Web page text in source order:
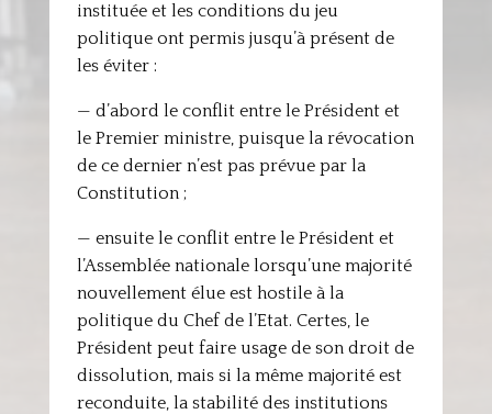
instituée et les conditions du jeu
politique ont permis jusqu’à présent de
les éviter :
— d’abord le conflit entre le Président et
le Premier ministre, puisque la révocation
de ce dernier n’est pas prévue par la
Constitution ;
— ensuite le conflit entre le Président et
l’Assemblée nationale lorsqu’une majorité
nouvellement élue est hostile à la
politique du Chef de l’Etat. Certes, le
Président peut faire usage de son droit de
dissolution, mais si la même majorité est
reconduite, la stabilité des institutions